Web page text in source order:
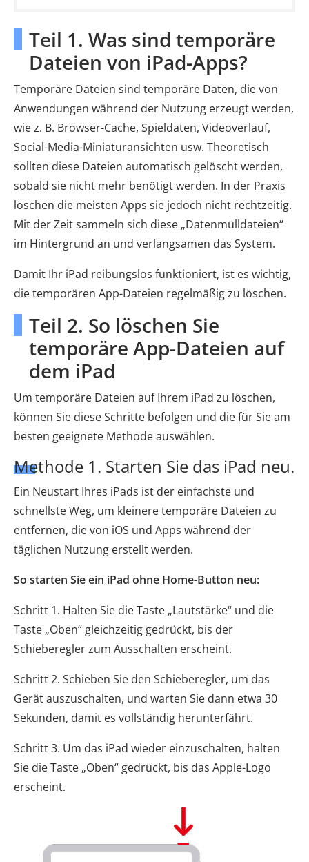
Teil 1. Was sind temporäre
Dateien von iPad-Apps?
Temporäre Dateien sind temporäre Daten, die von
Anwendungen während der Nutzung erzeugt werden,
wie z. B. Browser-Cache, Spieldaten, Videoverlauf,
Social-Media-Miniaturansichten usw. Theoretisch
sollten diese Dateien automatisch gelöscht werden,
sobald sie nicht mehr benötigt werden. In der Praxis
löschen die meisten Apps sie jedoch nicht rechtzeitig.
Mit der Zeit sammeln sich diese „Datenmülldateien“
im Hintergrund an und verlangsamen das System.
Damit Ihr iPad reibungslos funktioniert, ist es wichtig,
die temporären App-Dateien regelmäßig zu löschen.
Teil 2. So löschen Sie
temporäre App-Dateien auf
dem iPad
Um temporäre Dateien auf Ihrem iPad zu löschen,
können Sie diese Schritte befolgen und die für Sie am
besten geeignete Methode auswählen.
Methode 1. Starten Sie das iPad neu.
Ein Neustart Ihres iPads ist der einfachste und
schnellste Weg, um kleinere temporäre Dateien zu
entfernen, die von iOS und Apps während der
täglichen Nutzung erstellt werden.
So starten Sie ein iPad ohne Home-Button neu:
Schritt 1. Halten Sie die Taste „Lautstärke“ und die
Taste „Oben“ gleichzeitig gedrückt, bis der
Schieberegler zum Ausschalten erscheint.
Schritt 2. Schieben Sie den Schieberegler, um das
Gerät auszuschalten, und warten Sie dann etwa 30
Sekunden, damit es vollständig herunterfährt.
Schritt 3. Um das iPad wieder einzuschalten, halten
Sie die Taste „Oben“ gedrückt, bis das Apple-Logo
erscheint.